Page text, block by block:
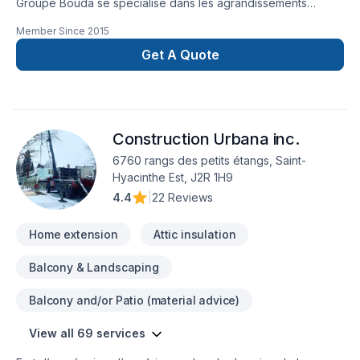
Groupe Bouda se spécialise dans les agrandissements
projets clé en main.Notre équipe prend en charge chaque
étape : conception, gestion, coordination et exécution des
travaux.Nous offrons un service structuré, professionnel et
Member Since 2015
Get A Quote
Construction Urbana inc.
6760 rangs des petits étangs, Saint-
Hyacinthe Est, J2R 1H9
4.4
22 Reviews
Home extension Attic insulation
Balcony & Landscaping
Balcony and/or Patio (material advice)
View all 69 services